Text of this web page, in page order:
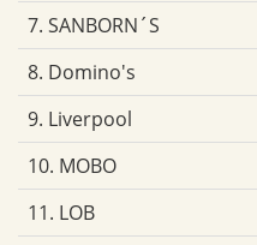
7. SANBORN´S
8. Domino's
9. Liverpool
10. MOBO
11. LOB